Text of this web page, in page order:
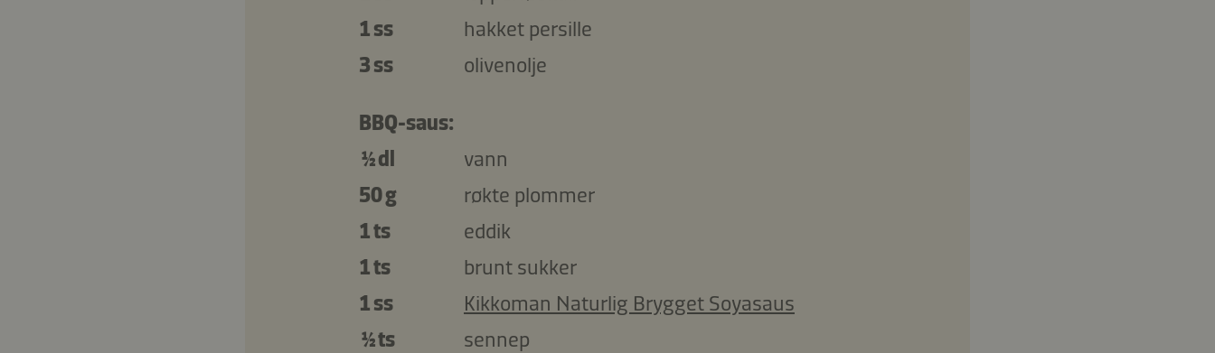
1 ss
hakket persille
3 ss
olivenolje
BBQ-saus:
½ dl
vann
50 g
røkte plommer
1 ts
eddik
1 ts
brunt sukker
1 ss
Kikkoman Naturlig Brygget Soyasaus
½ ts
sennep